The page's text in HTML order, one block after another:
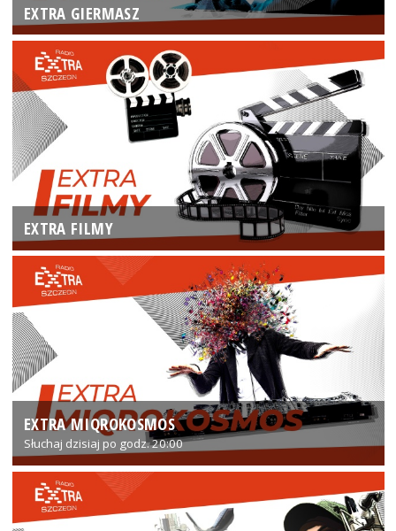
EXTRA GIERMASZ
EXTRA FILMY
EXTRA MIQROKOSMOS
Słuchaj dzisiaj po godz. 20:00